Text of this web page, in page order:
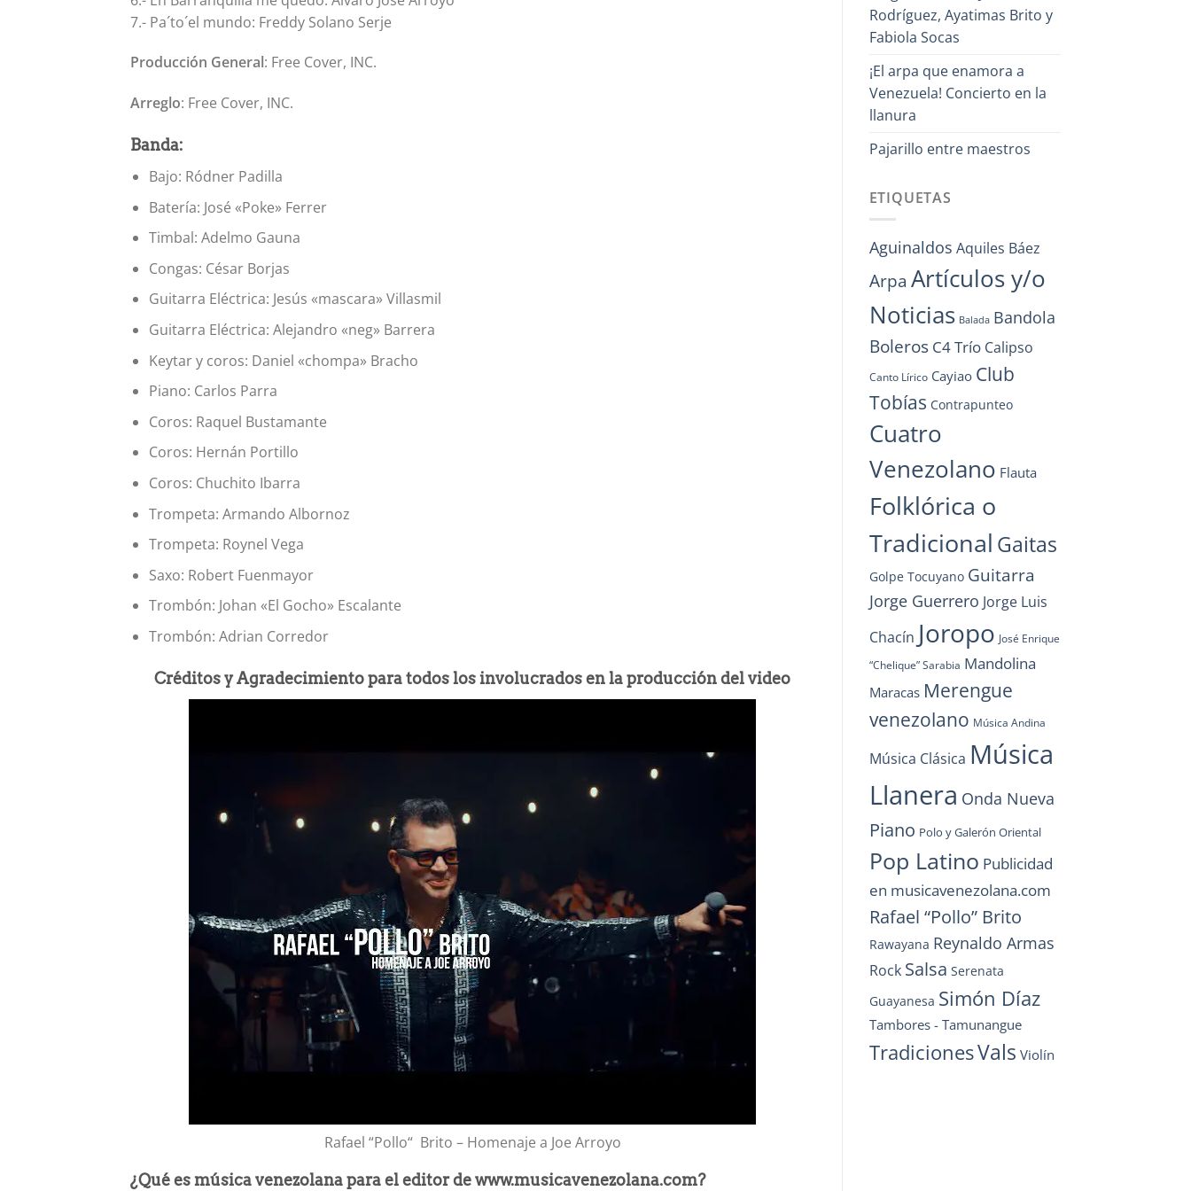
7.- Pa´to´el mundo: Freddy Solano Serje
Producción General: Free Cover, INC.
Arreglo: Free Cover, INC.
Banda:
Bajo: Ródner Padilla
Batería: José «Poke» Ferrer
Timbal: Adelmo Gauna
Congas: César Borjas
Guitarra Eléctrica: Jesús «mascara» Villasmil
Guitarra Eléctrica: Alejandro «neg» Barrera
Keytar y coros: Daniel «chompa» Bracho
Piano: Carlos Parra
Coros: Raquel Bustamante
Coros: Hernán Portillo
Coros: Chuchito Ibarra
Trompeta: Armando Albornoz
Trompeta: Roynel Vega
Saxo: Robert Fuenmayor
Trombón: Johan «El Gocho» Escalante
Trombón: Adrian Corredor
Créditos y Agradecimiento para todos los involucrados en la producción del video
Rafael “Pollo“ Brito – Homenaje a Joe Arroyo
¿Qué es música venezolana para el editor de www.musicavenezolana.com?
Rodríguez, Ayatimas Brito y
Fabiola Socas
¡El arpa que enamora a
Venezuela! Concierto en la
llanura
Pajarillo entre maestros
ETIQUETAS
Aguinaldos Aquiles Báez
Arpa Artículos y/o
Noticias Balada Bandola
Boleros C4 Trío Calipso
Canto Lírico Cayiao Club
Tobías Contrapunteo
Cuatro
Venezolano Flauta
Folklórica o
Tradicional Gaitas
Golpe Tocuyano Guitarra
Jorge Guerrero Jorge Luis
Chacín Joropo José Enrique
“Chelique” Sarabia Mandolina
Maracas Merengue
venezolano Música Andina
Música Clásica Música
Llanera Onda Nueva
Piano Polo y Galerón Oriental
Pop Latino Publicidad
en musicavenezolana.com
Rafael “Pollo” Brito
Rawayana Reynaldo Armas
Rock Salsa Serenata
Guayanesa Simón Díaz
Tambores - Tamunangue
TradicionesVals Violín